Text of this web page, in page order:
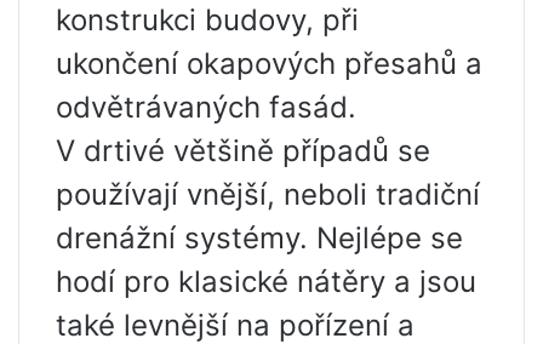
konstrukci budovy, při
ukončení okapových přesahů a
odvětrávaných fasád.
V drtivé většině případů se
používají vnější, neboli tradiční
drenážní systémy. Nejlépe se
hodí pro klasické nátěry a jsou
také levnější na pořízení a